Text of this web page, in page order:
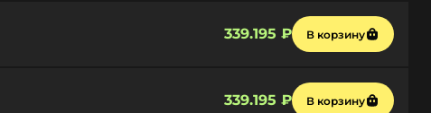
339.195 ₽ В корзину
339.195 ₽ В корзину